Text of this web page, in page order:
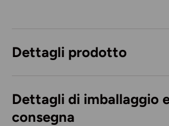
Dettagli prodotto
Dettagli di imballaggio
consegna